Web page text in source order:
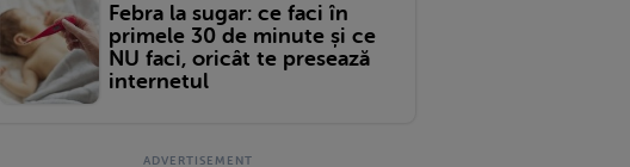
Febra la sugar: ce faci în
primele 30 de minute și ce
NU faci, oricât te presează
internetul